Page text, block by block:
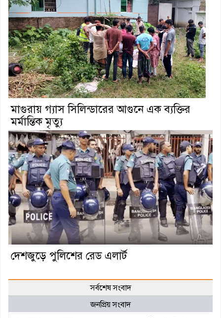
মাগুরায় গ্যাস সিলিন্ডারের আগুনে এক ব্যক্তির
মর্মান্তিক মৃত্যু
দেশজুড়ে পুলিশের রেড এলার্ট
সর্বশেষ সংবাদ
জনপ্রিয় সংবাদ